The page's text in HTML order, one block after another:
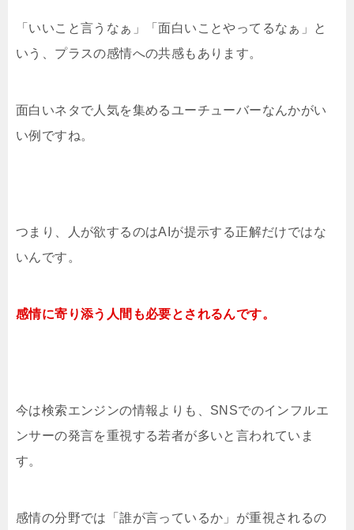
「いいこと言うなぁ」「面白いことやってるなぁ」と
いう、プラスの感情への共感もあります。
面白いネタで人気を集めるユーチューバーなんかがい
い例ですね。
つまり、人が欲するのはAIが提示する正解だけではな
いんです。
感情に寄り添う人間も必要とされるんです。
今は検索エンジンの情報よりも、SNSでのインフルエ
ンサーの発言を重視する若者が多いと言われていま
す。
感情の分野では「誰が言っているか」が重視されるの